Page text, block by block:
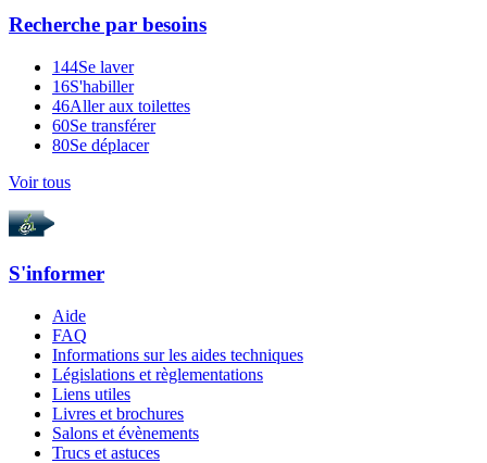
Recherche par besoins
144Se laver
16S'habiller
46Aller aux toilettes
60Se transférer
80Se déplacer
Voir tous
S'informer
Aide
FAQ
Informations sur les aides techniques
Législations et règlementations
Liens utiles
Livres et brochures
Salons et évènements
Trucs et astuces